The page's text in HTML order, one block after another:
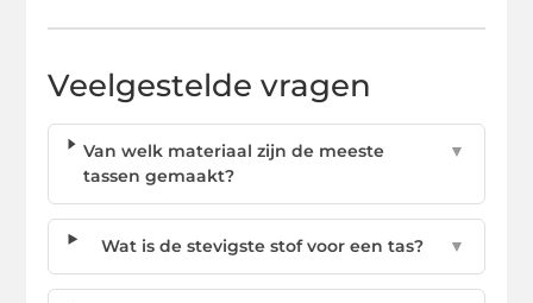
Veelgestelde vragen
Van welk materiaal zijn de meeste
tassen gemaakt?
▼
Wat is de stevigste stof voor een tas? ▼